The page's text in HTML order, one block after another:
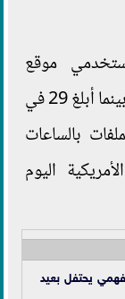
مستخدمي موقع
"إنستجرام" واجهوا مشاكل مع التطبيق، بينما أبلغ 29 في
بالساعات
اليوم
يحتفل بعيد